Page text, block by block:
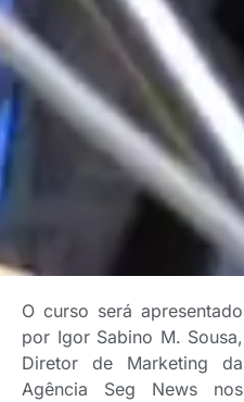
O curso será apresentado
por Igor Sabino M. Sousa,
Diretor de Marketing da
Agência Seg News nos